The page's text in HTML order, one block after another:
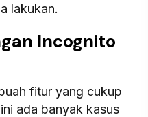
lakukan.
Incognito
fitur yang cukup
ada banyak kasus